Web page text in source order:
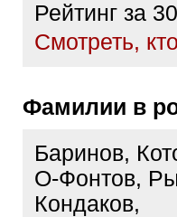
Рейтинг за
Cмотреть,
Фамилии в
Баринов,
О-Фонтов,
Кондаков,